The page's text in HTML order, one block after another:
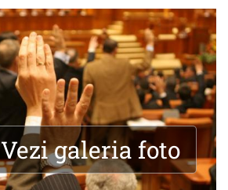
Vezi galeria foto